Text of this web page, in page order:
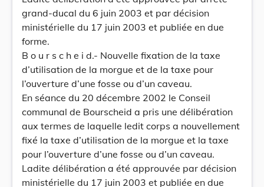
grand-ducal du 6 juin 2003 et par décision
ministérielle du 17 juin 2003 et publiée en due
forme.
B o u r s c h e i d.- Nouvelle fixation de la taxe
d’utilisation de la morgue et de la taxe pour
l’ouverture d’une fosse ou d’un caveau.
En séance du 20 décembre 2002 le Conseil
communal de Bourscheid a pris une délibération
aux termes de laquelle ledit corps a nouvellement
fixé la taxe d’utilisation de la morgue et la taxe
pour l’ouverture d’une fosse ou d’un caveau.
Ladite délibération a été approuvée par décision
ministérielle du 17 juin 2003 et publiée en due